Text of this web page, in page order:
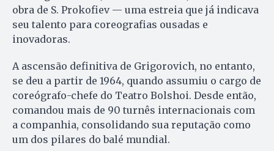
obra de S. Prokofiev — uma estreia que já indicava
seu talento para coreografias ousadas e
inovadoras.
A ascensão definitiva de Grigorovich, no entanto,
se deu a partir de 1964, quando assumiu o cargo de
coreógrafo-chefe do Teatro Bolshoi. Desde então,
comandou mais de 90 turnês internacionais com
a companhia, consolidando sua reputação como
um dos pilares do balé mundial.